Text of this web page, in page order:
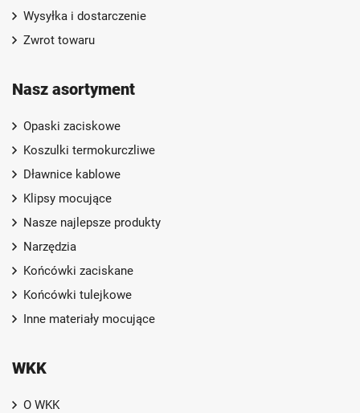
Wysyłka i dostarczenie
Zwrot towaru
Nasz asortyment
Opaski zaciskowe
Koszulki termokurczliwe
Dławnice kablowe
Klipsy mocujące
Nasze najlepsze produkty
Narzędzia
Końcówki zaciskane
Końcówki tulejkowe
Inne materiały mocujące
WKK
O WKK